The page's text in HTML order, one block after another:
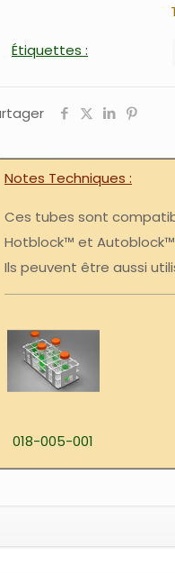
Étiquettes :
Notes Techniques
Ces tubes sont
Hotblock™ et
Ils peuvent être aussi
018-005-001